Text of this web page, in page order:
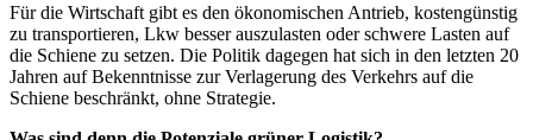
Für die Wirtschaft gibt es den ökonomischen Antrieb, kostengünstig
zu transportieren, Lkw besser auszulasten oder schwere Lasten auf
die Schiene zu setzen. Die Politik dagegen hat sich in den letzten 20
Jahren auf Bekenntnisse zur Verlagerung des Verkehrs auf die
Schiene beschränkt, ohne Strategie.